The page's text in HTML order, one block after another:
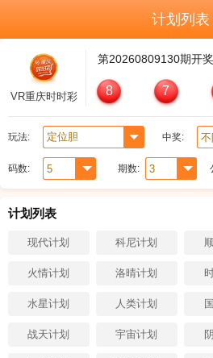
计划列表
VR重庆时时彩
第20260809130期开
8 7
玩法: 中奖:
码数: 期数:
计划列表
现代计划 科尼计划
火情计划 洛晴计划
水星计划 人类计划
战天计划 宇宙计划